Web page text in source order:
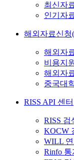
최신자
인기자
해외자료신청
해외자
비용지
해외자
중국대
RISS API 센터
RISS 검
KOCW
WILL
Rinfo